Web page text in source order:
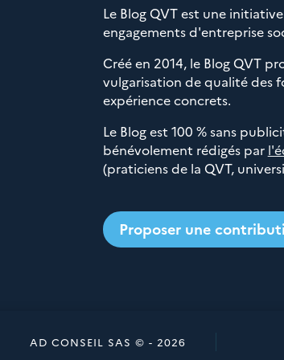
Le Blog QVT est une
engagements d'entreprise
Créé en 2014, le Blog QVT
vulgarisation de qualité des
expérience concrets.
Le Blog est 100 % sans
bénévolement rédigés par
(praticiens de la QVT,
Proposer une
AD CONSEIL SAS © - 2026